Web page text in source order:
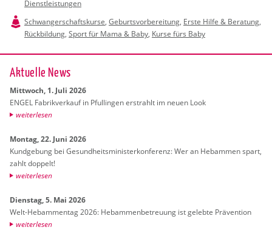
Dienstleistungen
Schwangerschaftskurse, Geburtsvorbereitung, Erste Hilfe & Beratung,
Rückbildung, Sport für Mama & Baby, Kurse fürs Baby
Ak­tu­el­le News
Mitt­woch, 1. Juli 2026
ENGEL Fa­brik­ver­kauf in Pful­lin­gen er­strahlt im neuen Look
wei­ter­le­sen
Mon­tag, 22. Juni 2026
Kund­ge­bung bei Ge­sund­heits­mi­nis­ter­kon­fe­renz: Wer an Heb­am­men spart,
zahlt dop­pelt!
wei­ter­le­sen
Diens­tag, 5. Mai 2026
Welt-Heb­am­men­tag 2026: Heb­am­men­be­treu­ung ist ge­leb­te Prä­ven­ti­on
wei­ter­le­sen